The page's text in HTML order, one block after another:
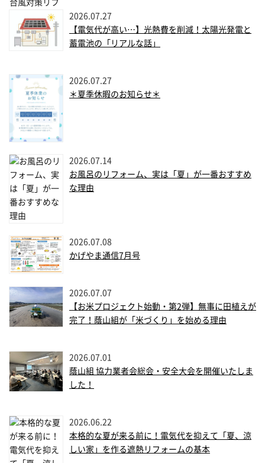
2026.07.27
【電気代が高い…】光熱費を削減！太陽光発電と
蓄電池の「リアルな話」
2026.07.27
＊夏季休暇のお知らせ＊
2026.07.14
お風呂のリフォーム、実は「夏」が一番おすすめ
な理由
2026.07.08
かげやま通信7月号
2026.07.07
【お米プロジェクト始動・第2弾】無事に田植えが
完了！蔭山組が「米づくり」を始める理由
2026.07.01
蔭山組 協力業者会総会・安全大会を開催いたしま
した！
2026.06.22
本格的な夏が来る前に！電気代を抑えて「夏、涼
しい家」を作る遮熱リフォームの基本